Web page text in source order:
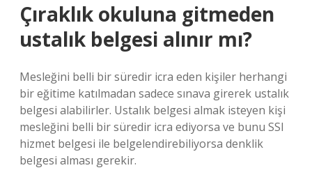
Çıraklık okuluna gitmeden
ustalık belgesi alınır mı?
Mesleğini belli bir süredir icra eden kişiler herhangi
bir eğitime katılmadan sadece sınava girerek ustalık
belgesi alabilirler. Ustalık belgesi almak isteyen kişi
mesleğini belli bir süredir icra ediyorsa ve bunu SSI
hizmet belgesi ile belgelendirebiliyorsa denklik
belgesi alması gerekir.